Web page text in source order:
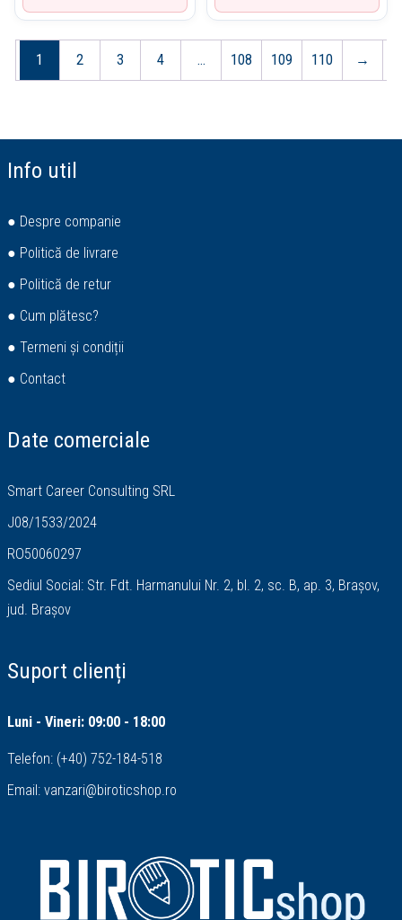
1 2 3 4 … 108 109 110 →
Info util
● Despre companie
● Politică de livrare
● Politică de retur
● Cum plătesc?
● Termeni și condiții
● Contact
Date comerciale
Smart Career Consulting SRL
J08/1533/2024
RO50060297
Sediul Social: Str. Fdt. Harmanului Nr. 2, bl. 2, sc. B, ap. 3, Brașov,
jud. Brașov
Suport clienți
Luni - Vineri: 09:00 - 18:00
Telefon: (+40) 752-184-518
Email: vanzari@biroticshop.ro